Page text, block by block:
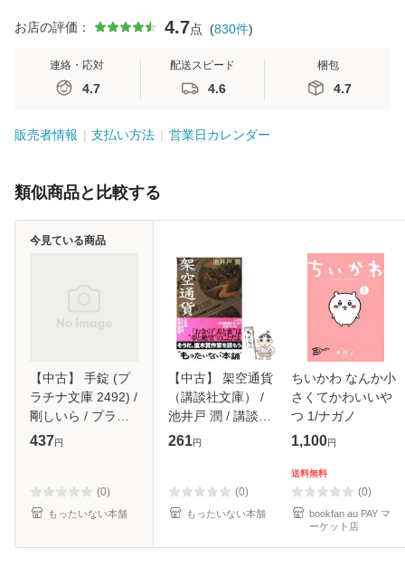
お店の評価： 4.7点 (830件)
連絡・応対
4.7
配送スピード
4.6
梱包
4.7
販売者情報 支払い方法 営業日カレンダー
類似商品と比較する
【中古】 手錠 (プ
ラチナ文庫 2492) /
剛しいら / プラン
タン出版 [文庫]
437円
(0)
もったいない本舗
今見ている商品
【中古】 架空通貨
（講談社文庫） /
池井戸 潤 / 講談社
[文庫]【メール便送
261円
(0)
もったいない本舗
ちいかわ なんか小
さくてかわいいや
つ 1/ナガノ
1,100円
送料無料
(0)
bookfan au PAY マ
ーケット店